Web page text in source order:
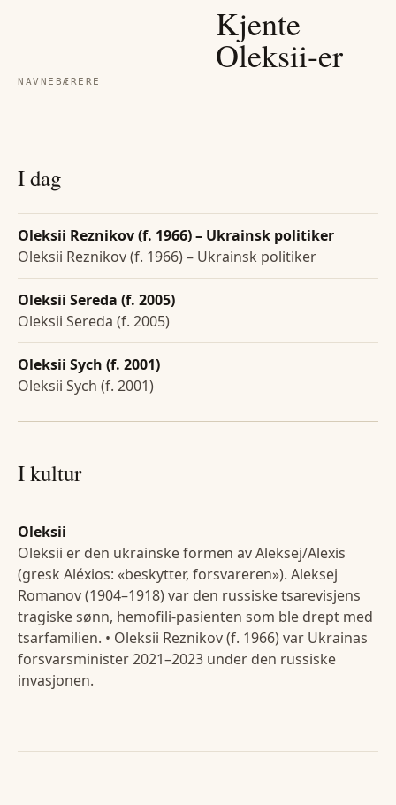
NAVNEBÆRERE
Kjente
Oleksii-er
I dag
Oleksii Reznikov (f. 1966) – Ukrainsk politiker
Oleksii Reznikov (f. 1966) – Ukrainsk politiker
Oleksii Sereda (f. 2005)
Oleksii Sereda (f. 2005)
Oleksii Sych (f. 2001)
Oleksii Sych (f. 2001)
I kultur
Oleksii
Oleksii er den ukrainske formen av Aleksej/Alexis
(gresk Aléxios: «beskytter, forsvareren»). Aleksej
Romanov (1904–1918) var den russiske tsarevisjens
tragiske sønn, hemofili-pasienten som ble drept med
tsarfamilien. • Oleksii Reznikov (f. 1966) var Ukrainas
forsvarsminister 2021–2023 under den russiske
invasjonen.